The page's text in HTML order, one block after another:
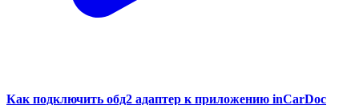
Как подключить обд2 адаптер к приложению inCarDoc